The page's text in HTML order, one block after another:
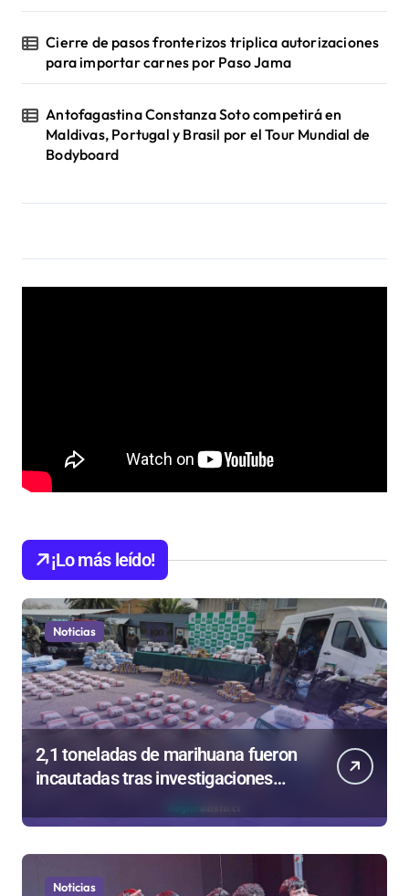
Cierre de pasos fronterizos triplica autorizaciones
para importar carnes por Paso Jama
Antofagastina Constanza Soto competirá en
Maldivas, Portugal y Brasil por el Tour Mundial de
Bodyboard
¡Lo más leído!
Noticias
2,1 toneladas de marihuana fueron
incautadas tras investigaciones
Noticias